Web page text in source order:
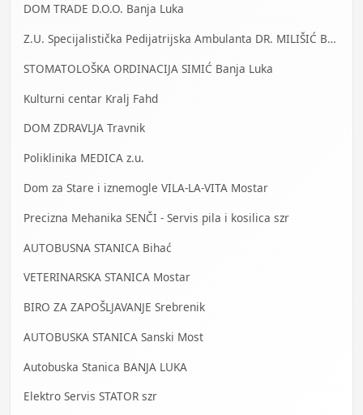
DOM TRADE D.O.O. Banja Luka
Z.U. Specijalistička Pedijatrijska Ambulanta DR. MILIŠIĆ Banja Luka
STOMATOLOŠKA ORDINACIJA SIMIĆ Banja Luka
Kulturni centar Kralj Fahd
DOM ZDRAVLJA Travnik
Poliklinika MEDICA z.u.
Dom za Stare i iznemogle VILA-LA-VITA Mostar
Precizna Mehanika SENČI - Servis pila i kosilica szr
AUTOBUSNA STANICA Bihać
VETERINARSKA STANICA Mostar
BIRO ZA ZAPOŠLJAVANJE Srebrenik
AUTOBUSKA STANICA Sanski Most
Autobuska Stanica BANJA LUKA
Elektro Servis STATOR szr